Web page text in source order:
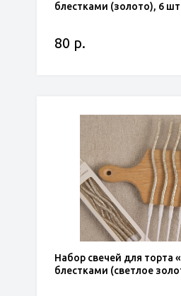
блестками (золото), 6 шт
80 р.
Набор свечей для торта
блестками (светлое